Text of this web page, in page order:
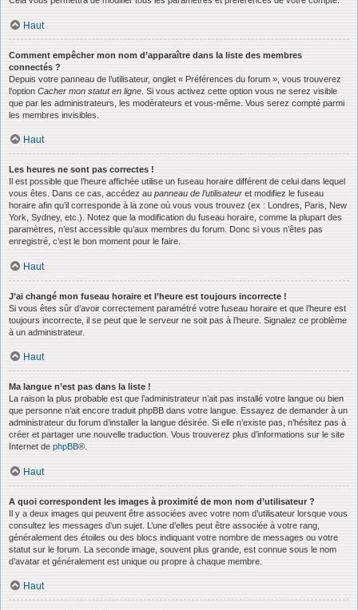
Haut
Comment empêcher mon nom d’apparaître dans la liste des membres
connectés ?
Depuis votre panneau de l’utilisateur, onglet « Préférences du forum », vous trouverez
l’option Cacher mon statut en ligne . Si vous activez cette option vous ne serez visible
que par les administrateurs, les modérateurs et vous-même. Vous serez compté parmi
les membres invisibles.
Haut
Les heures ne sont pas correctes !
Il est possible que l’heure affichée utilise un fuseau horaire différent de celui dans lequel
vous êtes. Dans ce cas, accédez au panneau de l’utilisateur et modifiez le fuseau
horaire afin qu’il corresponde à la zone où vous vous trouvez (ex : Londres, Paris, New
York, Sydney, etc.). Notez que la modification du fuseau horaire, comme la plupart des
paramètres, n’est accessible qu’aux membres du forum. Donc si vous n’êtes pas
enregistré, c’est le bon moment pour le faire.
Haut
J’ai changé mon fuseau horaire et l’heure est toujours incorrecte !
Si vous êtes sûr d’avoir correctement paramétré votre fuseau horaire et que l’heure est
toujours incorrecte, il se peut que le serveur ne soit pas à l’heure. Signalez ce problème
à un administrateur.
Haut
Ma langue n’est pas dans la liste !
La raison la plus probable est que l’administrateur n’ait pas installé votre langue ou bien
que personne n’ait encore traduit phpBB dans votre langue. Essayez de demander à un
administrateur du forum d’installer la langue désirée. Si elle n’existe pas, n’hésitez pas à
créer et partager une nouvelle traduction. Vous trouverez plus d’informations sur le site
Internet de phpBB®.
Haut
A quoi correspondent les images à proximité de mon nom d’utilisateur ?
Il y a deux images qui peuvent être associées avec votre nom d’utilisateur lorsque vous
consultez les messages d’un sujet. L’une d’elles peut être associée à votre rang,
généralement des étoiles ou des blocs indiquant votre nombre de messages ou votre
statut sur le forum. La seconde image, souvent plus grande, est connue sous le nom
d’avatar et généralement est unique ou propre à chaque membre.
Haut